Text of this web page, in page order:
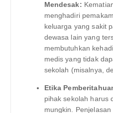
Mendesak:
menghadiri
keluarga yang sakit
dewasa lain yang
membutuhkan
medis yang tidak
sekolah (misalnya,
Etika
pihak sekolah harus
mungkin.